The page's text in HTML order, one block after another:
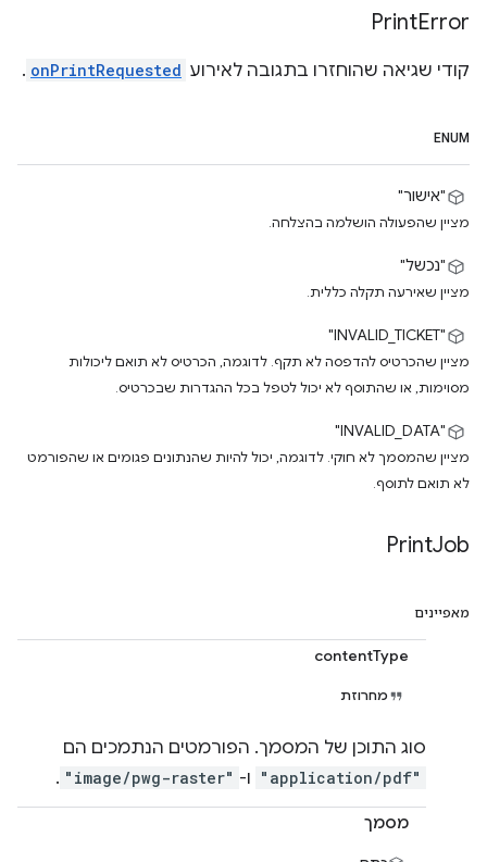
PrintError
קודי שגיאה שהוחזרו בתגובה לאירוע onPrintRequested
.
ENUM
"אישור"
מציין שהפעולה הושלמה בהצלחה.
"נכשל"
מציין שאירעה תקלה כללית.
"INVALID_TICKET"
מציין שהכרטיס להדפסה לא תקף. לדוגמה, הכרטיס לא תואם ליכולות
מסוימות, או שהתוסף לא יכול לטפל בכל ההגדרות שבכרטיס.
"INVALID_DATA"
מציין שהמסמך לא חוקי. לדוגמה, יכול להיות שהנתונים פגומים או שהפורמט
לא תואם לתוסף.
PrintJob
מאפיינים
contentType
מחרוזת
סוג התוכן של המסמך. הפורמטים הנתמכים הם
"application/pdf" ו- "image/pwg-raster"
.
מסמך